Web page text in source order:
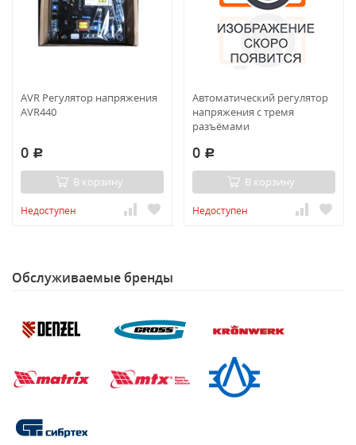
AVR Регулятор напряжения
AVR440
0 Р
В корзину
Недоступен
Автоматический регулятор
напряжения с тремя
разъёмами
0 Р
В корзину
Недоступен
Обслуживаемые бренды